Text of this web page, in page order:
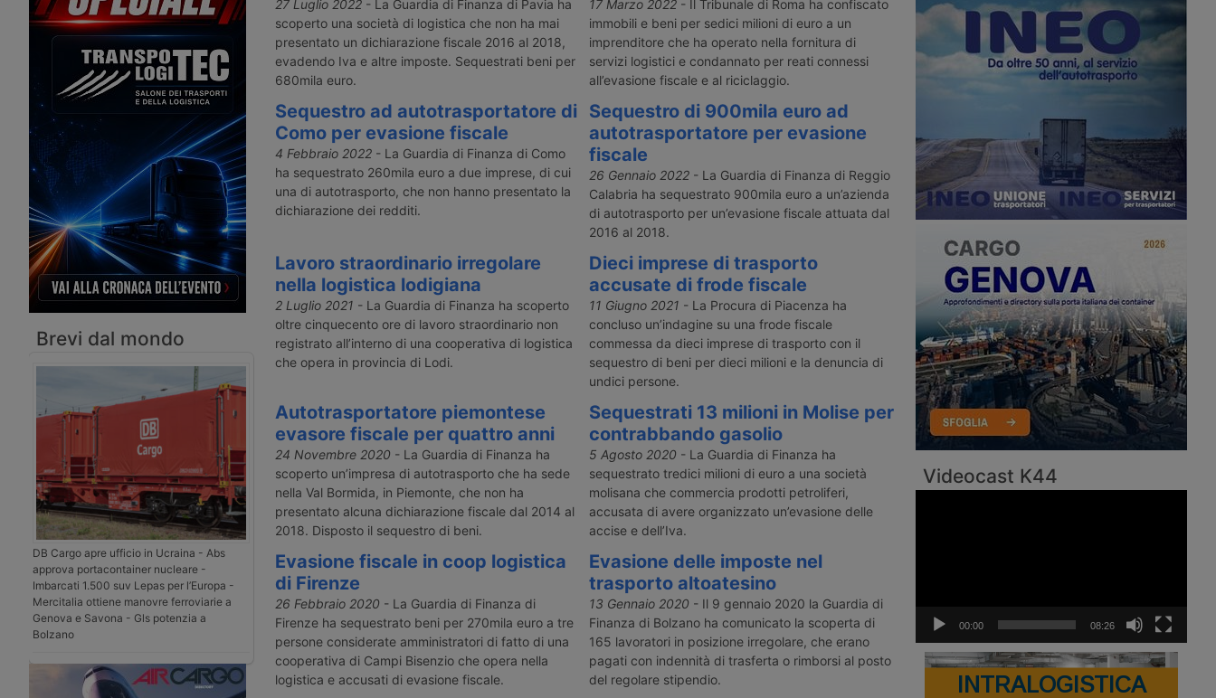
milioni di euro grazie all’azione
congiunta della Guardia di Finanza,
dell’Agenzia delle Entrate e della
Procura di Udine.
porto di Trieste. Coinvolte anche
imprese di logistica e trasporto.
un’impresa di logistica con sede
nell’alta Valtellina.
l’incidente stradale che a gennaio
2022 uccise due ragazze sull’A28.
Brevi dal mondo
DB Cargo apre ufficio in Ucraina - Abs
approva portacontainer nucleare -
Imbarcati 1.500 suv Lepas per l’Europa -
Mercitalia ottiene manovre ferroviarie a
Genova e Savona - Gls potenzia a
Bolzano
27 Luglio 2022- La Guardia di Finanza di Pavia ha
scoperto una società di logistica che non ha mai
presentato un dichiarazione fiscale 2016 al 2018,
evadendo Iva e altre imposte. Sequestrati beni per
680mila euro.
17 Marzo 2022 - Il Tribunale di Roma ha confiscato
immobili e beni per sedici milioni di euro a un
imprenditore che ha operato nella fornitura di
servizi logistici e condannato per reati connessi
all’evasione fiscale e al riciclaggio.
Sequestro ad autotrasportatore di
Como per evasione fiscale
4 Febbraio 2022- La Guardia di Finanza di Como
ha sequestrato 260mila euro a due imprese, di cui
una di autotrasporto, che non hanno presentato la
dichiarazione dei redditi.
Sequestro di 900mila euro ad
autotrasportatore per evasione
fiscale
26 Gennaio 2022 - La Guardia di Finanza di Reggio
Calabria ha sequestrato 900mila euro a un’azienda
di autotrasporto per un’evasione fiscale attuata dal
2016 al 2018.
Lavoro straordinario irregolare
nella logistica lodigiana
2 Luglio 2021 - La Guardia di Finanza ha scoperto
oltre cinquecento ore di lavoro straordinario non
registrato all’interno di una cooperativa di logistica
che opera in provincia di Lodi.
Dieci imprese di trasporto
accusate di frode fiscale
11 Giugno 2021 - La Procura di Piacenza ha
concluso un’indagine su una frode fiscale
commessa da dieci imprese di trasporto con il
sequestro di beni per dieci milioni e la denuncia di
undici persone.
Autotrasportatore piemontese
evasore fiscale per quattro anni
24 Novembre 2020 - La Guardia di Finanza ha
scoperto un’impresa di autotrasporto che ha sede
nella Val Bormida, in Piemonte, che non ha
presentato alcuna dichiarazione fiscale dal 2014 al
2018. Disposto il sequestro di beni.
Sequestrati 13 milioni in Molise per
contrabbando gasolio
5 Agosto 2020 - La Guardia di Finanza ha
sequestrato tredici milioni di euro a una società
molisana che commercia prodotti petroliferi,
accusata di avere organizzato un’evasione delle
accise e dell’Iva.
Evasione fiscale in coop logistica
di Firenze
26 Febbraio 2020 - La Guardia di Finanza di
Firenze ha sequestrato beni per 270mila euro a tre
persone considerate amministratori di fatto di una
cooperativa di Campi Bisenzio che opera nella
logistica e accusati di evasione fiscale.
Evasione delle imposte nel
trasporto altoatesino
13 Gennaio 2020 - Il 9 gennaio 2020 la Guardia di
Finanza di Bolzano ha comunicato la scoperta di
165 lavoratori in posizione irregolare, che erano
pagati con indennità di trasferta o rimborsi al posto
del regolare stipendio.
Videocast K44
00:00 08:26
INTRALOGISTICA